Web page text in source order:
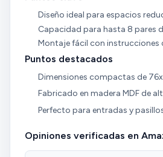
Diseño ideal para espacios
Capacidad para hasta 8 pares
Montaje fácil con instrucciones
Puntos destacados
Dimensiones compactas de
Fabricado en madera MDF de
Perfecto para entradas y
Opiniones verificadas en